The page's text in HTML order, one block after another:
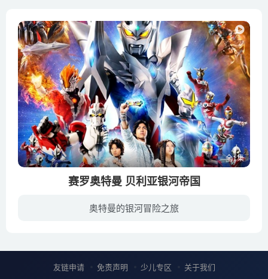
全1集
赛罗奥特曼 贝利亚银河帝国
奥特曼的银河冒险之旅
友链申请 免责声明 少儿专区 关于我们